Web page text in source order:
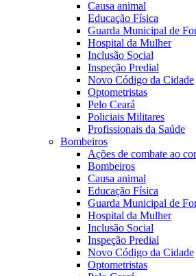
Causa animal
Educação Física
Guarda Municipal de
Hospital da Mulher
Inclusão Social
Inspeção Predial
Novo Código da Cidade
Optometristas
Pelo Ceará
Policiais Militares
Profissionais da Saúde
Bombeiros
Ações de combate ao
Bombeiros
Causa animal
Educação Física
Guarda Municipal de
Hospital da Mulher
Inclusão Social
Inspeção Predial
Novo Código da Cidade
Optometristas